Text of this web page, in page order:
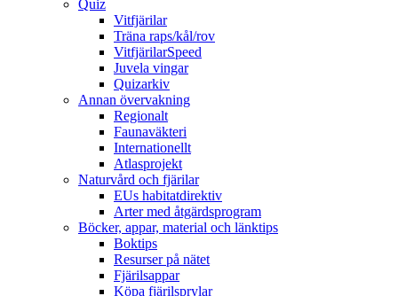
Quiz
Vitfjärilar
Träna raps/kål/rov
VitfjärilarSpeed
Juvela vingar
Quizarkiv
Annan övervakning
Regionalt
Faunaväkteri
Internationellt
Atlasprojekt
Naturvård och fjärilar
EUs habitatdirektiv
Arter med åtgärdsprogram
Böcker, appar, material och länktips
Boktips
Resurser på nätet
Fjärilsappar
Köpa fjärilsprylar